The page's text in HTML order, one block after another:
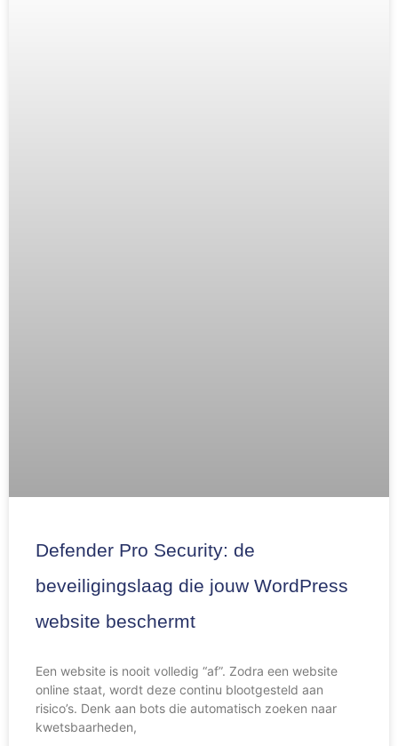
Defender Pro Security: de
beveiligingslaag die jouw WordPress
website beschermt
Een website is nooit volledig “af”. Zodra een website
online staat, wordt deze continu blootgesteld aan
risico’s. Denk aan bots die automatisch zoeken naar
kwetsbaarheden,